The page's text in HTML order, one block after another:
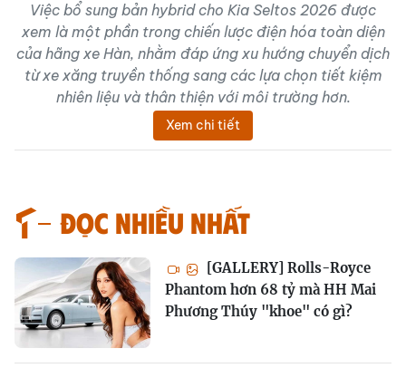
Việc bổ sung bản hybrid cho Kia Seltos 2026 được
xem là một phần trong chiến lược điện hóa toàn diện
của hãng xe Hàn, nhằm đáp ứng xu hướng chuyển dịch
từ xe xăng truyền thống sang các lựa chọn tiết kiệm
nhiên liệu và thân thiện với môi trường hơn.
Xem chi tiết
Đọc nhiều nhất
[GALLERY] Rolls-Royce
Phantom hơn 68 tỷ mà HH Mai
Phương Thúy "khoe" có gì?